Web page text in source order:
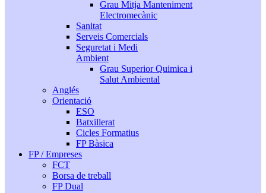
Grau Mitja Manteniment
Electromecànic
Sanitat
Serveis Comercials
Seguretat i Medi
Ambient
Grau Superior Quimica i
Salut Ambiental
Anglés
Orientació
ESO
Batxillerat
Cicles Formatius
FP Bàsica
FP / Empreses
FCT
Borsa de treball
FP Dual